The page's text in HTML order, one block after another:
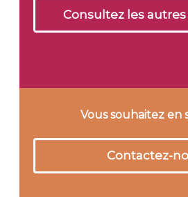
Consultez les
Vous souhaitez en
Contactez-